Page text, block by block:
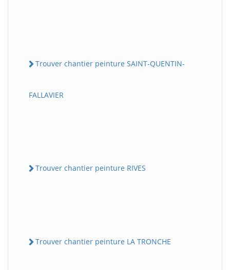
Trouver chantier peinture SAINT-QUENTIN-
FALLAVIER
Trouver chantier peinture RIVES
Trouver chantier peinture LA TRONCHE